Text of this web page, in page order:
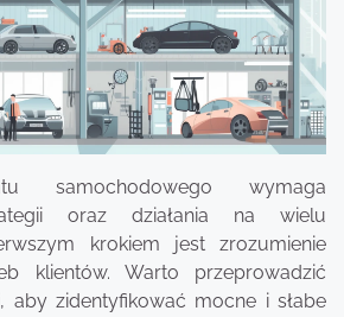
samochodowego wymaga
oraz działania na wielu
krokiem jest zrozumienie
klientów. Warto przeprowadzić
aby zidentyfikować mocne i słabe